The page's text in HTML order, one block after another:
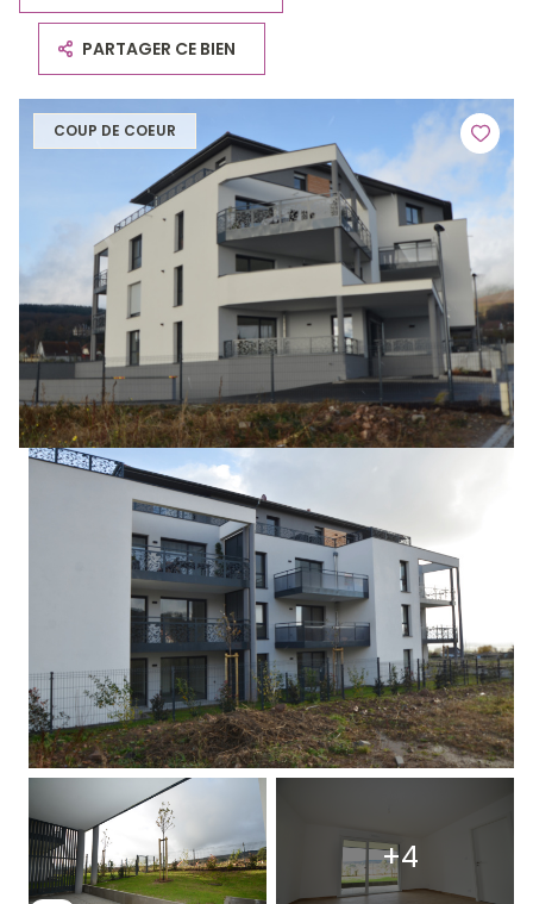
PARTAGER CE BIEN
COUP DE COEUR
+4